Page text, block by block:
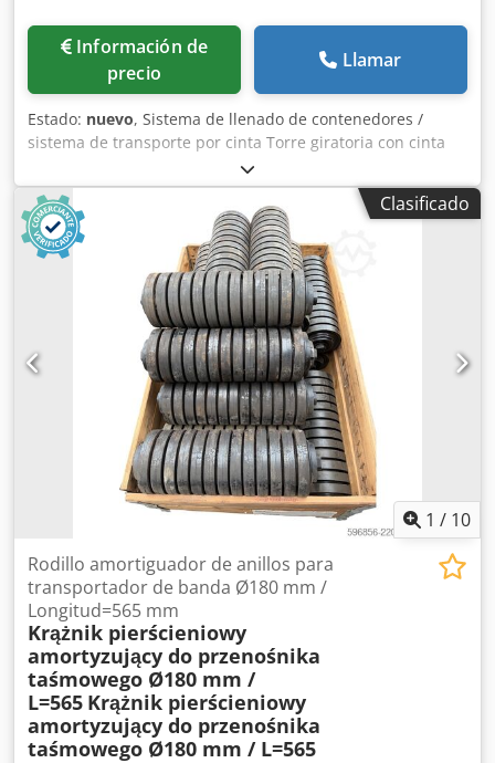
Información de
precio
Llamar
Estado: nuevo, Sistema de llenado de contenedores /
sistema de transporte por cinta Torre giratoria con cinta
transportadora de movimiento horizontal y
desplazamiento longitudinal sobre una estructura estable
galvanizada, montada sobre un cojinete giratorio. Incluye
cinta transportadora inclinada y cinta elevadora para el
llenado automático de tres contenedores de gran
capacidad. Control mediante PLC. Cinta distribuidora,
motorreductor de 2,2 kW / ancho de la cinta 900 mm,
distancia entre ejes 5500 mm. Accionamiento del anillo
giratorio: 0,6 kW. Accionamiento de rotación: +/- 90 grados.
Cedpfxjb Sp D Rs Aitoha Cinta inclinada, ancho de la cinta
600 mm / distancia entre ejes 4000 mm / accionamiento:
1,1 kW. Cinta elevadora, ancho de la cinta 600 mm /
distancia entre ejes 4700 mm / accionamiento: 1,1 kW.
Color según los deseos del cliente. Producto bajo pedido.
Precio e información adicional bajo petición.
Clasificado
1 / 10
Rodillo amortiguador de anillos para
transportador de banda Ø180 mm /
Longitud=565 mm
Krążnik pierścieniowy
amortyzujący do przenośnika
taśmowego Ø180 mm /
L=565 Krążnik pierścieniowy
amortyzujący do przenośnika
taśmowego Ø180 mm / L=565